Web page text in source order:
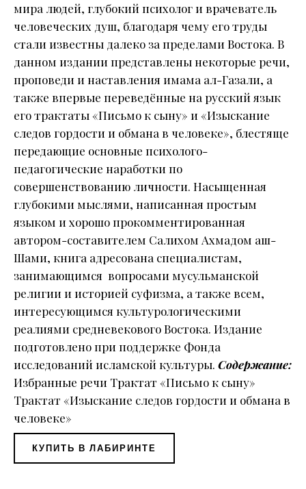
мира людей, глубокий психолог и врачеватель
человеческих душ, благодаря чему его труды
стали известны далеко за пределами Востока. В
данном издании представлены некоторые речи,
проповеди и наставления имама ал-Газали, а
также впервые переведённые на русский язык
его трактаты «Письмо к сыну» и «Изыскание
следов гордости и обмана в человеке», блестяще
передающие основные психолого-
педагогические наработки по
совершенствованию личности. Насыщенная
глубокими мыслями, написанная простым
языком и хорошо прокомментированная
автором-составителем Салихом Ахмадом аш-
Шами, книга адресована специалистам,
занимающимся вопросами мусульманской
религии и историей суфизма, а также всем,
интересующимся культурологическими
реалиями средневекового Востока. Издание
подготовлено при поддержке Фонда
исследований исламской культуры. Содержание:
Избранные речи Трактат «Письмо к сыну»
Трактат «Изыскание следов гордости и обмана в
человеке»
КУПИТЬ В ЛАБИРИНТЕ